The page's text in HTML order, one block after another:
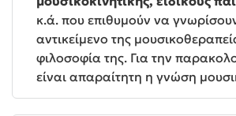
κ.ά. που επιθυμούν να
αντικείμενο της
φιλοσοφία της. Για την
είναι απαραίτητη η γνώση